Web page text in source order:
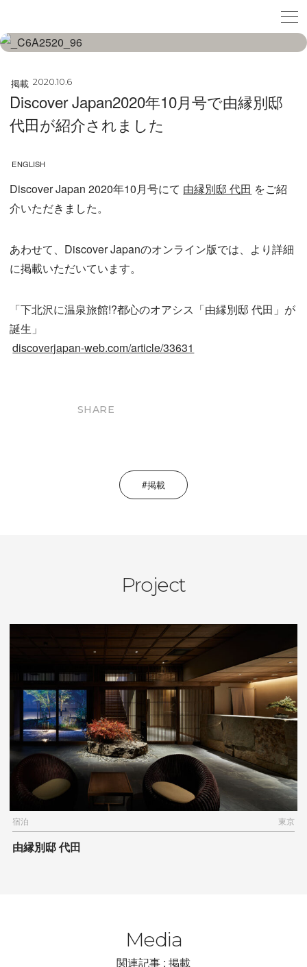
掲載 2020.10.6
Discover Japan2020年10月号で由縁別邸
代田が紹介されました
ENGLISH
Discover Japan 2020年10月号にて 由縁別邸 代田 をご紹
介いただきました。
あわせて、Discover Japanのオンライン版では、より詳細
に掲載いただいています。
「下北沢に温泉旅館!?都心のオアシス「由縁別邸 代田」が
誕生」
discoverjapan-web.com/article/33631
SHARE
掲載
Project
宿泊 東京
由縁別邸 代田
Media
関連記事 : 掲載